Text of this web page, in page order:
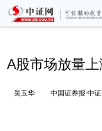
A股市场放量
吴玉华 中国证券报·中证